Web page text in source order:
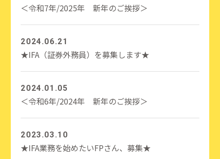
＜令和7年/2025年 新年のご挨拶＞
2024.06.21
★IFA（証券外務員）を募集します★
2024.01.05
＜令和6年/2024年 新年のご挨拶＞
2023.03.10
★IFA業務を始めたいFPさん、募集★